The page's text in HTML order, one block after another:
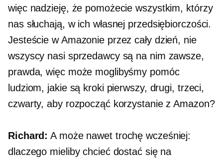
więc nadzieję, że pomożecie wszystkim, którzy
nas słuchają, w ich własnej przedsiębiorczości.
Jesteście w Amazonie przez cały dzień, nie
wszyscy nasi sprzedawcy są na nim zawsze,
prawda, więc może moglibyśmy pomóc
ludziom, jakie są kroki pierwszy, drugi, trzeci,
czwarty, aby rozpocząć korzystanie z Amazon?
Richard: A może nawet trochę wcześniej:
dlaczego mieliby chcieć dostać się na